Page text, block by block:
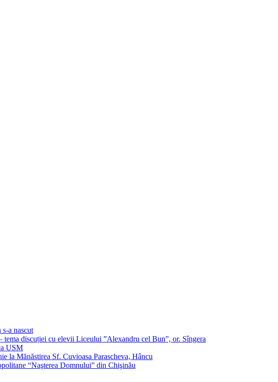
a nascut
tema discuției cu elevii Liceului ”Alexandru cel Bun”, or. Sîngera
USM
la Mănăstirea Sf. Cuvioasa Parascheva, Hâncu
“Naşterea Domnului” din Chişinău